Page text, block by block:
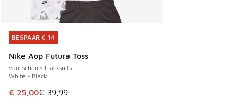
BESPAAR € 14
Nike Aop Futura Toss
voorschools Tracksuits
White - Black
Dit artikel is in de uitverkoop. Dit artikel is in de
€ 25,00€ 39,99
BESPAAR € 14